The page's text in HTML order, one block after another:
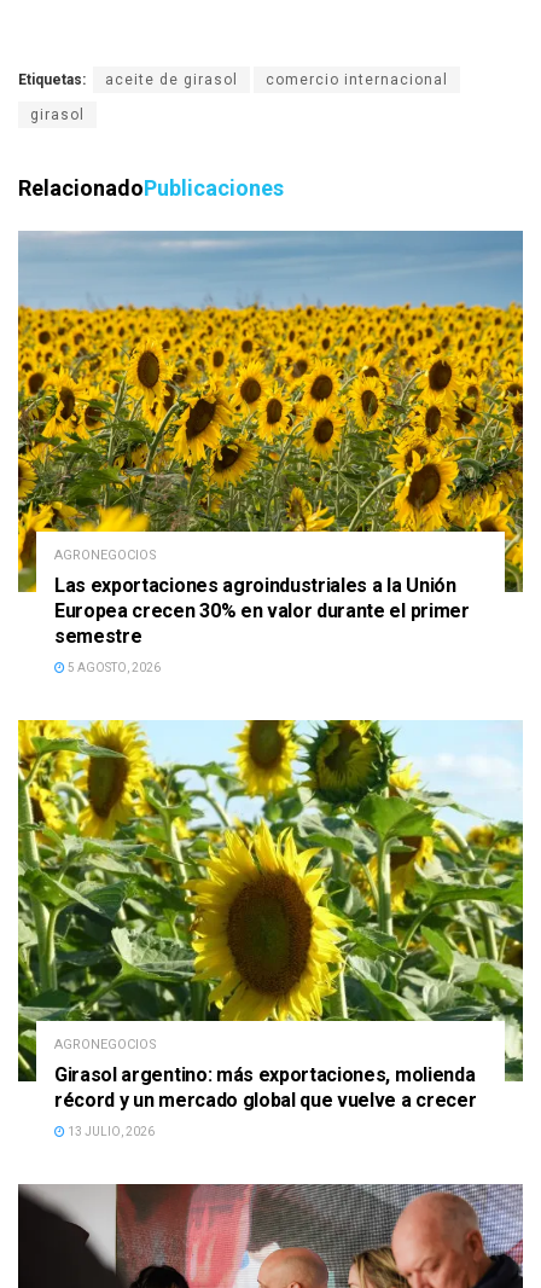
Etiquetas: aceite de girasol comercio internacional
girasol
RelacionadoPublicaciones
AGRONEGOCIOS
Las exportaciones agroindustriales a la Unión
Europea crecen 30% en valor durante el primer
semestre
5 AGOSTO, 2026
AGRONEGOCIOS
Girasol argentino: más exportaciones, molienda
récord y un mercado global que vuelve a crecer
13 JULIO, 2026